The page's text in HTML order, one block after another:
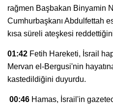
rağmen Başbakan Binyamin
Cumhurbaşkanı Abdulfettah
kısa süreli ateşkesi
01:42 Fetih Hareketi, İsrail
Mervan el-Bergusi'nin
kastedildiğini duyurdu.
00:46 Hamas, İsrail'in